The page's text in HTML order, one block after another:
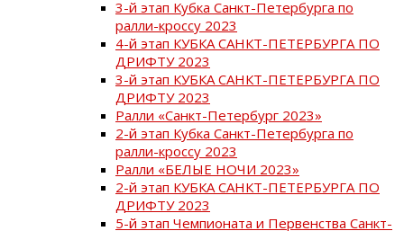
3-й этап Кубка Санкт-Петербурга по
ралли-кроссу 2023
4-й этап КУБКА САНКТ-ПЕТЕРБУРГА ПО
ДРИФТУ 2023
3-й этап КУБКА САНКТ-ПЕТЕРБУРГА ПО
ДРИФТУ 2023
Ралли «Санкт-Петербург 2023»
2-й этап Кубка Санкт-Петербурга по
ралли-кроссу 2023
Ралли «БЕЛЫЕ НОЧИ 2023»
2-й этап КУБКА САНКТ-ПЕТЕРБУРГА ПО
ДРИФТУ 2023
5-й этап Чемпионата и Первенства Санкт-